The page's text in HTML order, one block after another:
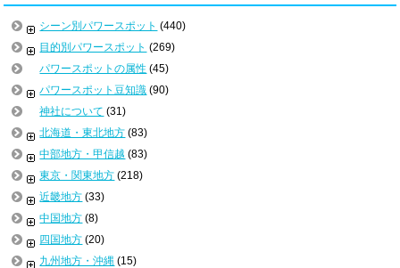
シーン別パワースポット (440)
目的別パワースポット (269)
パワースポットの属性 (45)
パワースポット豆知識 (90)
神社について (31)
北海道・東北地方 (83)
中部地方・甲信越 (83)
東京・関東地方 (218)
近畿地方 (33)
中国地方 (8)
四国地方 (20)
九州地方・沖縄 (15)